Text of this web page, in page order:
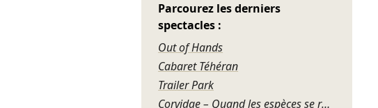
Parcourez les derniers
spectacles :
Out of Hands
Cabaret Téhéran
Trailer Park
Corvidae – Quand les espèces se regardent